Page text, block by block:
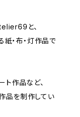
と、
・布・灯作品で
ト作品など、
品を制作してい